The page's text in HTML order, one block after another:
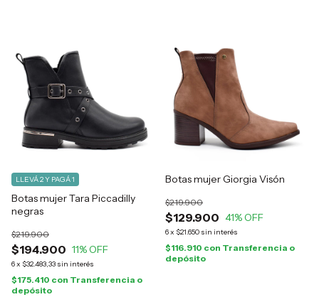
Botas mujer Tara Piccadilly
negras
$194.900
$219.900
11% OFF
6x $32.483,33 sin interés
LLEVÁ 2 Y PAGÁ 1
$175.410 con Transferencia o
depósito
Botas mujer Giorgia Visón
$129.900
$219.900
41% OFF
6x $21.650 sin interés
$116.910 con Transferencia o
depósito